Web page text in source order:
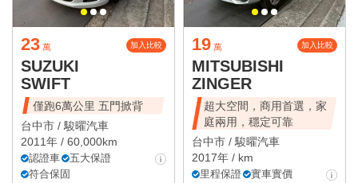
23 萬 加入比較
SUZUKI
SWIFT
僅跑6萬公里 五門掀背
台中市 /駿曜汽車
2011年 / 60,000km
認證車
五大保證
符合保固
19 萬 加入比較
MITSUBISHI
ZINGER
超大空間，商用首選，家
庭兩用，穩定可靠
台中市 /駿曜汽車
2017年 / km
里程保證
實車實價